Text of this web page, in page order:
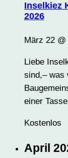
Inselkiez
2026
März 22 @
Liebe
sind,– was
einer
Kostenlos
April